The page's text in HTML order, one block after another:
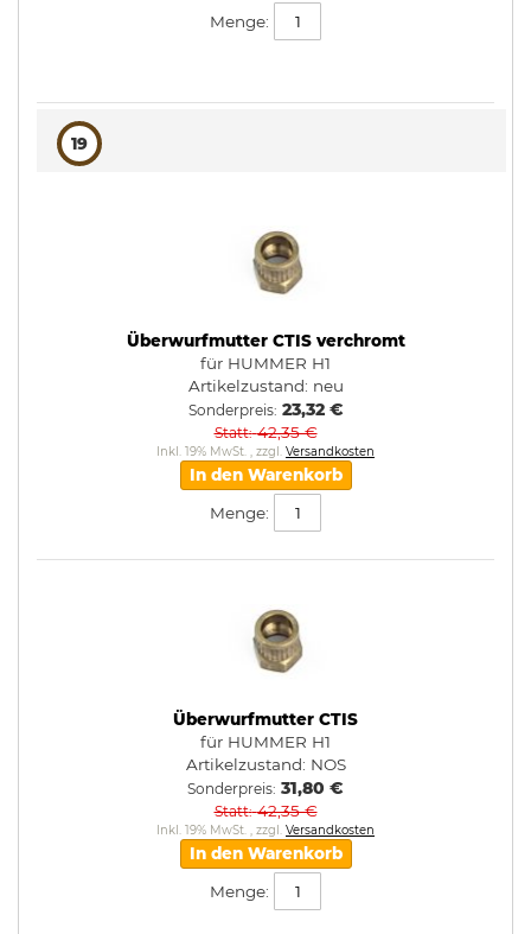
Menge:
19
Überwurfmutter CTIS verchromt
für HUMMER H1
Artikelzustand: neu
Sonderpreis 23,32 €
Statt 42,35 €
Inkl. 19% MwSt. , zzgl. Versandkosten
In den Warenkorb
Menge:
Überwurfmutter CTIS
für HUMMER H1
Artikelzustand: NOS
Sonderpreis 31,80 €
Statt 42,35 €
Inkl. 19% MwSt. , zzgl. Versandkosten
In den Warenkorb
Menge: